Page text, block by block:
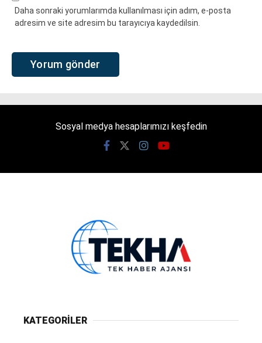
Daha sonraki yorumlarımda kullanılması için adım, e-posta
adresim ve site adresim bu tarayıcıya kaydedilsin.
Sosyal medya hesaplarımızı keşfedin
KATEGORİLER